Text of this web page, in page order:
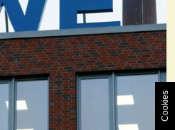
Cookies